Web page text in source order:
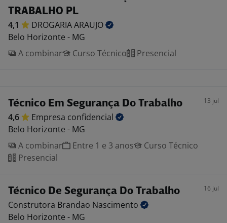
TRABALHO PL
4,1 DROGARIAARAUJO
Belo Horizonte - MG
A combinar
Curso Técnico Presencial
Técnico Em Segurança Do Trabalho 13 jul
4,6 Empresa confidencial
Belo Horizonte - MG
A combinar
Entre 1 e 3 anos
Curso Técnico
Presencial
Técnico De Segurança Do Trabalho 16 jul
Construtora Brandao Nascimento
Belo Horizonte - MG